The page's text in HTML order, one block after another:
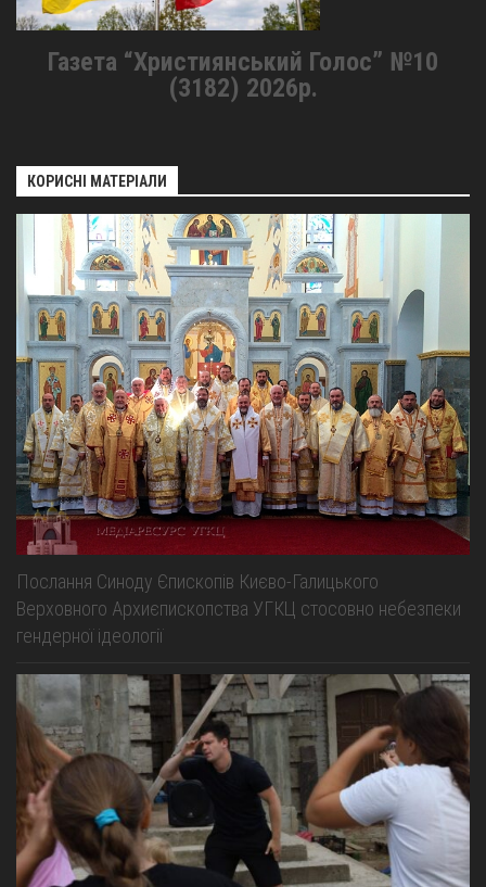
Газета “Християнський Голос” №10
(3182) 2026р.
КОРИСНІ МАТЕРІАЛИ
Послання Синоду Єпископів Києво-Галицького
Верховного Архиєпископства УГКЦ стосовно небезпеки
гендерної ідеології